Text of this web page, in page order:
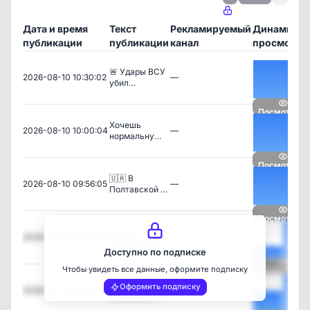
Дата и время
публикации
Текст
публикации
Рекламируемый
канал
Динамика
2026-08-10 10:30:02
🚨 Удары ВСУ
убил…
—
Посмотреть
2026-08-10 10:00:04
Хочешь
нормальну…
—
Посмотреть
2026-08-10 09:56:05
🇺🇦 В
Полтавской …
—
Посмотреть
2026-08-10 09:37:10
Россия «сох…
Посмотреть
2026-08-10 09:14:02
🔴 ВСУ
атаковали …
—
Доступно по подписке
Чтобы увидеть все данные, оформите подписку
Оформить подписку